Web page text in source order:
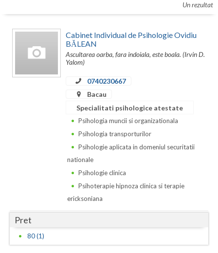
Bucuresti
Calarasi
Caras-Severin
Giurgiu
Gorj
Un rezultat
Cabinet Individual de Psihologie Ovidiu
BĂLEAN
Ascultarea oarba, fara indoiala, este boala. (Irvin D.
Yalom)
0740230667
Bacau
Specialitati psihologice atestate
Psihologia muncii si organizationala
Psihologia transporturilor
Psihologie aplicata in domeniul securitatii
nationale
Psihologie clinica
Psihoterapie hipnoza clinica si terapie
ericksoniana
Pret
80 (1)